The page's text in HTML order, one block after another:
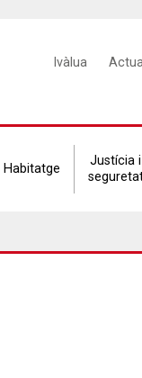
Main
Ivàlua
Habitatge
Justícia i